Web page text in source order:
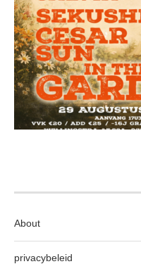
About
privacybeleid